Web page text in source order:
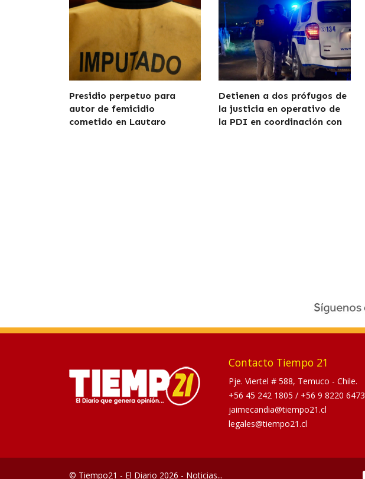
Presidio perpetuo para
autor de femicidio
cometido en Lautaro
Detienen a dos prófugos de
la justicia en operativo de
la PDI en coordinación con
Contacto Tiempo 21
Pje. Viertel # 588, Temuco - Chile.
+56 45 242 1805 / +56 9 8220 6473
jaimecandia@tiempo21.cl
legales@tiempo21.cl
© Tiempo21 - El Diario 2026 - Noticias...